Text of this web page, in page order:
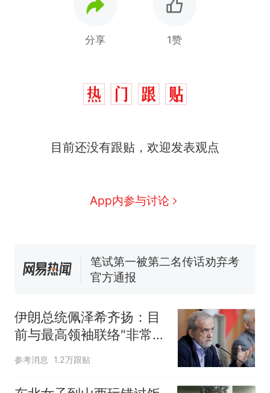
分享 1赞
目前还没有跟贴，欢迎发表观点
App内参与讨论
么？
协会回应
男子上山采菌偶然发现鸡枞菌
来源：参考消息）
笔试第一被第二名传话劝弃考
官方通报
间创作“悬浮字” 网友：真·裸眼
3D！
热
制裁瓜子饺子，美国怕什
么？
伊朗总统佩泽希齐扬：目
前与最高领袖联络"非常困
难"
参考消息 1.2万跟贴